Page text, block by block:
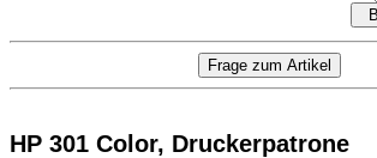
HP 301 Color, Druckerpatrone